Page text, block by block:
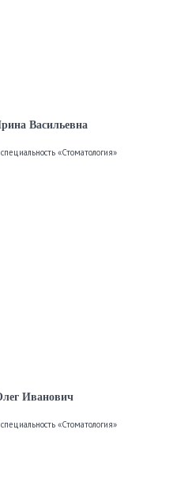
Васильевна
«Стоматология»
Иванович
«Стоматология»